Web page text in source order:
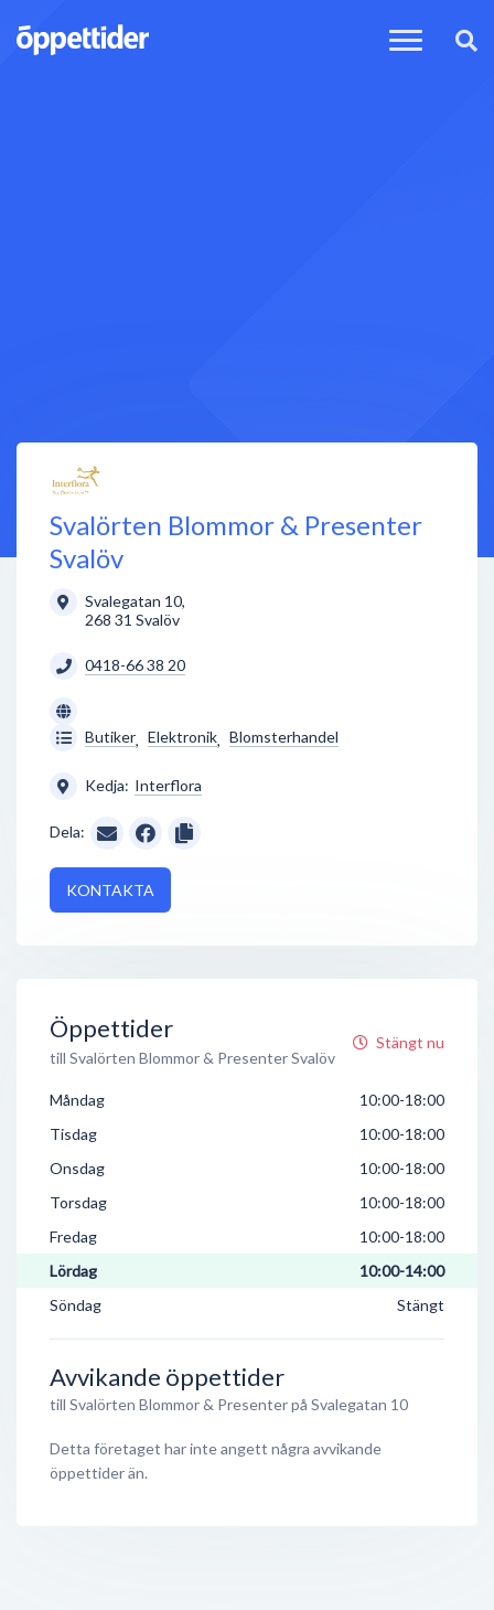
Svalörten Blommor & Presenter
Svalöv
Svalegatan 10,
268 31 Svalöv
0418-66 38 20
Butiker, Elektronik, Blomsterhandel
Kedja: Interflora
Dela:
KONTAKTA
Öppettider
till Svalörten Blommor & Presenter Svalöv
Stängt nu
Måndag
10:00-18:00
Tisdag
10:00-18:00
Onsdag
10:00-18:00
Torsdag
10:00-18:00
Fredag
10:00-18:00
Lördag
10:00-14:00
Söndag
Stängt
Avvikande öppettider
till Svalörten Blommor & Presenter på Svalegatan 10
Detta företaget har inte angett några avvikande
öppettider än.